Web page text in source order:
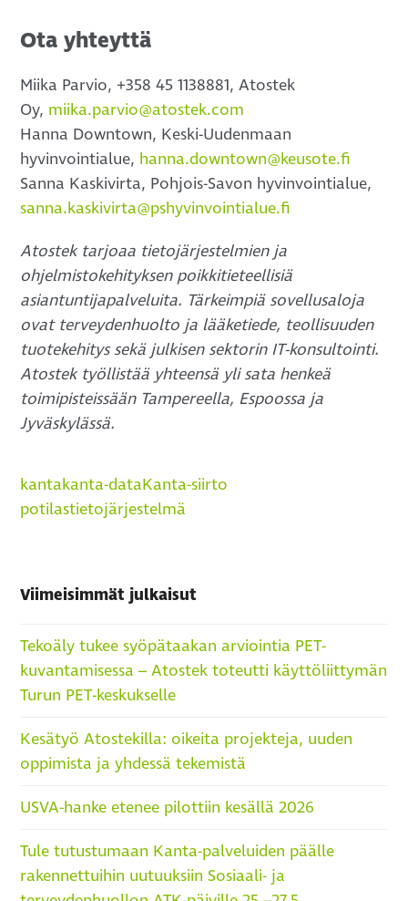
Ota yhteyttä
Miika Parvio, +358 45 1138881, Atostek
Oy, miika.parvio@atostek.com
Hanna Downtown, Keski-Uudenmaan
hyvinvointialue, hanna.downtown@keusote.fi
Sanna Kaskivirta, Pohjois-Savon hyvinvointialue,
sanna.kaskivirta@pshyvinvointialue.fi
Atostek tarjoaa tietojärjestelmien ja
ohjelmistokehityksen poikkitieteellisiä
asiantuntijapalveluita. Tärkeimpiä sovellusaloja
ovat terveydenhuolto ja lääketiede, teollisuuden
tuotekehitys sekä julkisen sektorin IT-konsultointi.
Atostek työllistää yhteensä yli sata henkeä
toimipisteissään Tampereella, Espoossa ja
Jyväskylässä.
kantakanta-dataKanta-siirto
potilastietojärjestelmä
Viimeisimmät julkaisut
Tekoäly tukee syöpätaakan arviointia PET-
kuvantamisessa – Atostek toteutti käyttöliittymän
Turun PET-keskukselle
Kesätyö Atostekilla: oikeita projekteja, uuden
oppimista ja yhdessä tekemistä
USVA-hanke etenee pilottiin kesällä 2026
Tule tutustumaan Kanta-palveluiden päälle
rakennettuihin uutuuksiin Sosiaali- ja